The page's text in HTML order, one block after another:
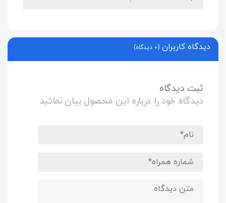
دیدگاه کاربران (0 دیدگاه)
ثبت دیدگاه
دیدگاه خود را درباره این محصول بیان نمائید